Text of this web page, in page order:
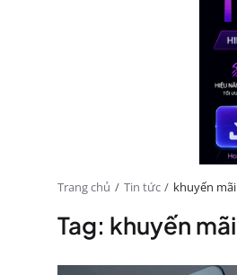
Trang chủ Tin tức khuyến mãi
Tag: khuyến mãi